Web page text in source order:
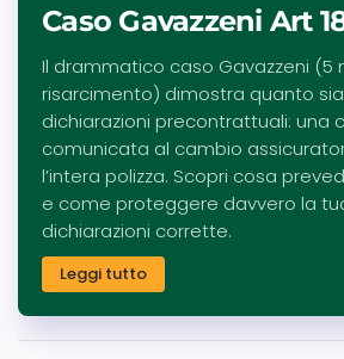
Caso Gavazzeni Art
Il drammatico caso Gavazzeni (5
risarcimento) dimostra quanto
dichiarazioni precontrattuali: una
comunicata al cambio
l’intera polizza. Scopri cosa
e come proteggere davvero la
dichiarazioni corrette.
Leggi tutto